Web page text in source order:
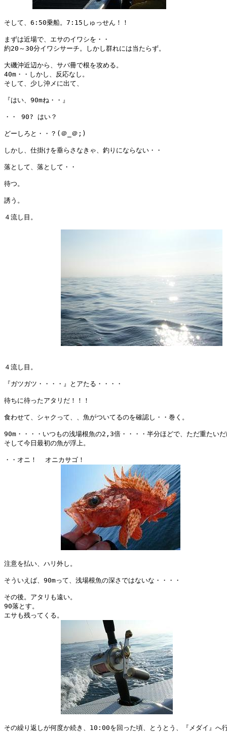
そして、6:50乗船。7:15しゅっせん！！
まずは近場で、エサのイワシを・・
約20～30分イワシサーチ。しかし群れには当たらず。
大磯沖近辺から、サバ冊で根を攻める。
40m・・しかし、反応なし。
そして、少し沖メに出て、
『はい、90mね・・』
・・ 90? はい？
どーしろと・・？(＠_＠;)
しかし、仕掛けを垂らさなきゃ、釣りにならない・・
落として、落として・・
待つ。
誘う。
４流し目。
４流し目。
『ガツガツ・・・・』とアたる・・・・
待ちに待ったアタリだ！！！
食わせて、シャクって、、魚がついてるのを確認し・・巻く。
90m・・・・いつもの浅場根魚の2,3倍・・・・半分ほどで、ただ重たい
そして今日最初の魚が浮上。
・・オニ！  オニカサゴ！
注意を払い、ハリ外し。
そういえば、90mって、浅場根魚の深さではないな・・・・
その後。アタリも遠い。
90落とす。
エサも残ってくる。
その繰り返しが何度か続き、10:00を回った頃、とうとう、『メダイ』へ